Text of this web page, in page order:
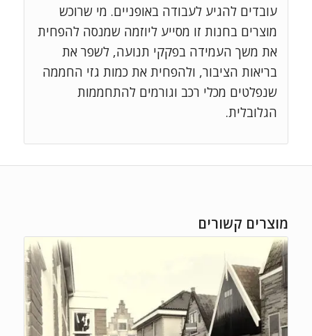
עובדים להגיע לעבודה באופניים. מי שרוכש
מוצרים בחנות זו מסייע ליוזמה שמנסה להפחית
את משך העמידה בפקקי תנועה, לשפר את
בריאות הציבור, ולהפחית את כמות גזי החממה
שנפלטים מכלי רכב וגורמים להתחממות
הגלובלית.
מוצרים קשורים